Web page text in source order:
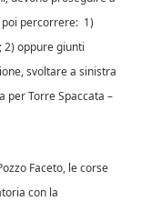
poi percorrere: 1)
2) oppure giunti
svoltare a sinistra
per Torre Spaccata –
Faceto, le corse
con la